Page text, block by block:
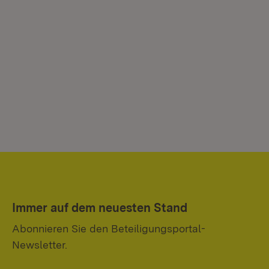
Immer auf dem neuesten Stand
Abonnieren Sie den Beteiligungsportal-
Newsletter.